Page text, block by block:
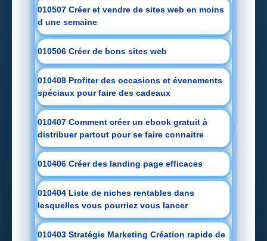
010507 Créer et vendre de sites web en moins
d une semaine
010506 Créer de bons sites web
010408 Profiter des occasions et évenements
spéciaux pour faire des cadeaux
010407 Comment créer un ebook gratuit à
distribuer partout pour se faire connaitre
010406 Créer des landing page efficaces
010404 Liste de niches rentables dans
lesquelles vous pourriez vous lancer
010403 Stratégie Marketing Création rapide de